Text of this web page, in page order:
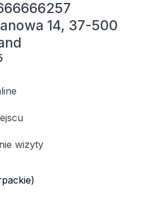
14, 37-500
wizyty